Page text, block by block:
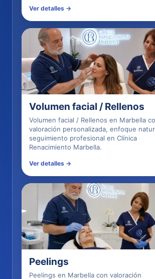
Ver detalles →
Volumen facial / Rellenos
Volumen facial / Rellenos en Marbella
valoración personalizada, enfoque
seguimiento profesional en Clínica
Renacimiento Marbella.
Ver detalles →
Peelings
Peelings en Marbella con valoración